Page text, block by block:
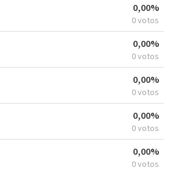
0,00%
0 votos
0,00%
0 votos
0,00%
0 votos
0,00%
0 votos
0,00%
0 votos